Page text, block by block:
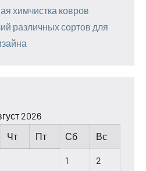
химчистка ковров
различных сортов для
2026
Чт Пт Сб Вс
1 2